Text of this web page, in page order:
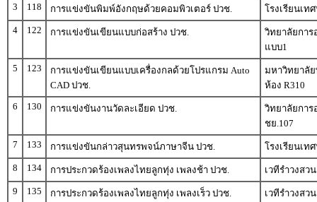
3
118 การแข่งขันพิมพ์อังกฤษด้วยคอมพิวเตอร์ ปวช.
โรงเรียนเท
4
122 การแข่งขันเขียนแบบก่อสร้าง ปวช.
วิทยาลัยการ
แบบ1
5
123
การแข่งขันเขียนแบบเครื่องกลด้วยโปรแกรม Auto
CAD ปวช.
มหาวิทยาลัย
ห้อง R310
6
130 การแข่งขันงานวัดละเอียด ปวช.
วิทยาลัยการ
ชย.107
7
133 การแข่งขันกล่าวสุนทรพจน์ภาษาจีน ปวช.
โรงเรียนเท
8
134 การประกวดร้องเพลงไทยลูกทุ่ง เพลงช้า ปวช.
เวทีรำวงสว
9
135 การประกวดร้องเพลงไทยลูกทุ่ง เพลงเร็ว ปวช. เวทีรำวงสว